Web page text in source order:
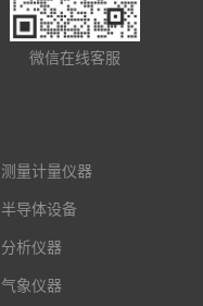
微信在线客服
测量计量仪器
半导体设备
分析仪器
气象仪器